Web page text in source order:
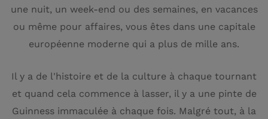
une nuit, un week-end ou des semaines, en vacances
ou même pour affaires, vous êtes dans une capitale
européenne moderne qui a plus de mille ans.
Il y a de l'histoire et de la culture à chaque tournant
et quand cela commence à lasser, il y a une pinte de
Guinness immaculée à chaque fois. Malgré tout, à la